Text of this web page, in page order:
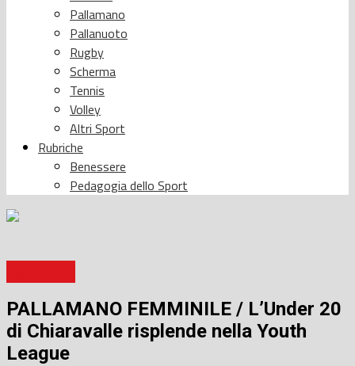
Pallamano
Pallanuoto
Rugby
Scherma
Tennis
Volley
Altri Sport
Rubriche
Benessere
Pedagogia dello Sport
PALLAMANO FEMMINILE / L’Under 20
di Chiaravalle risplende nella Youth
League